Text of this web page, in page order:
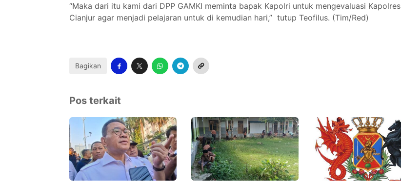
“Maka dari itu kami dari DPP GAMKI meminta bapak Kapolri untuk mengevaluasi Kapolres
Cianjur agar menjadi pelajaran untuk di kemudian hari,” tutup Teofilus. (Tim/Red)
Bagikan
Pos terkait